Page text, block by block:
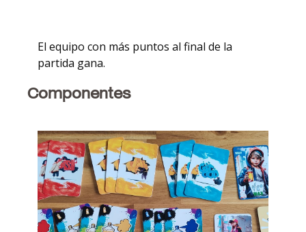
El equipo con más puntos al final de la
partida gana.
Componentes